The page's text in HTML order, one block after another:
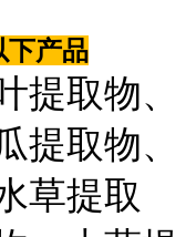
下产品
提取物、
提取物、
草提取